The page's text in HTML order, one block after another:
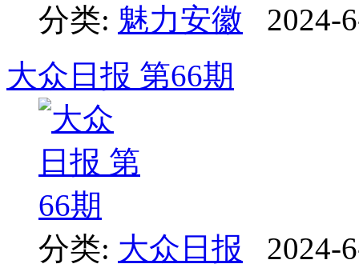
分类: 魅力安徽
2024-
大众日报 第66期
分类: 大众日报
2024-